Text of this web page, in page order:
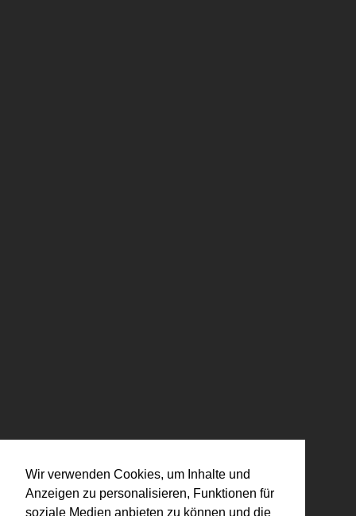
Wir verwenden Cookies, um Inhalte und
Anzeigen zu personalisieren, Funktionen für
soziale Medien anbieten zu können und die